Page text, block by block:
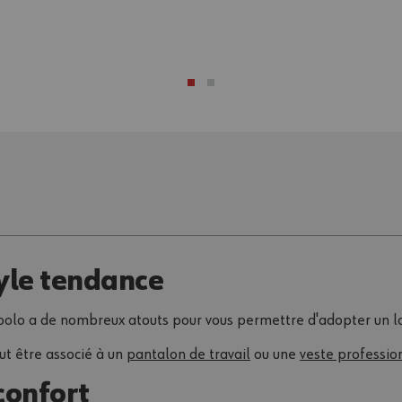
tendance
a de nombreux atouts pour vous permettre d'adopter un
être associé à un pantalon de travail ou une veste